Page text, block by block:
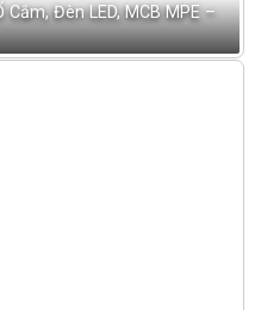
Đèn LED, MCB MPE –